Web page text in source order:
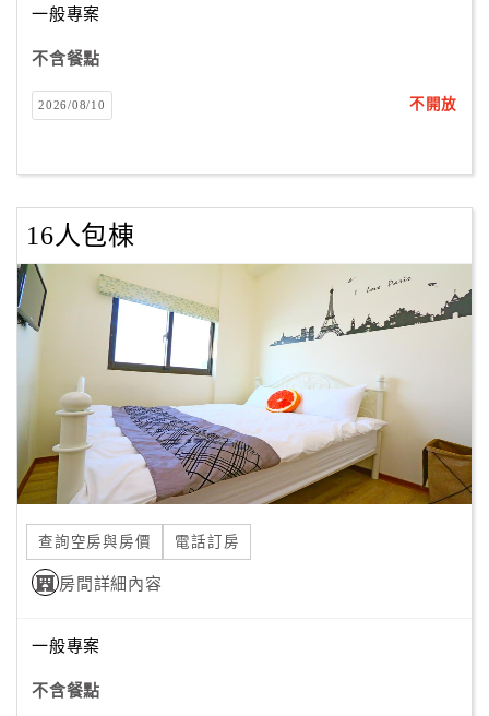
一般專案
不含餐點
2026/08/10 不開放
16人包棟
查詢空房與房價 電話訂房
房間詳細內容
一般專案
不含餐點